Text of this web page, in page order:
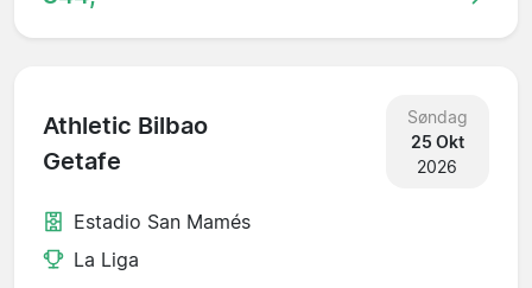
Athletic Bilbao
Getafe
Søndag
25 Okt
2026
Estadio San Mamés
La Liga